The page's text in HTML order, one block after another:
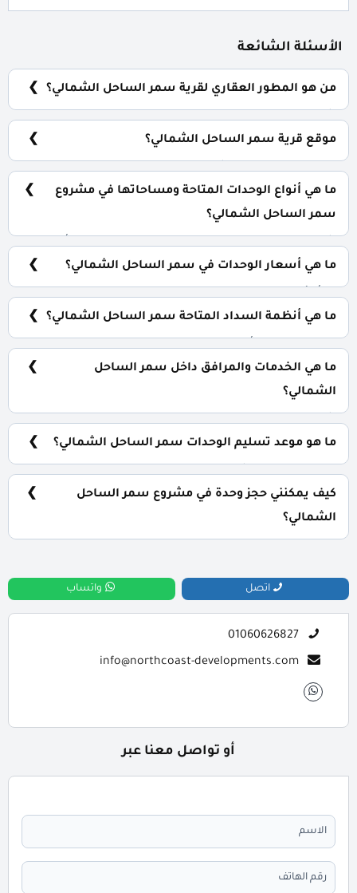
الأسئلة الشائعة
من هو المطور العقاري لقرية سمر الساحل الشمالي؟
Developments.
موقع قرية سمر الساحل الشمالي؟
اسكندرية / مطروح بقلب منطقة راس الحكمة.
ما هي أنواع الوحدات المتاحة ومساحاتها في مشروع
سمر الساحل الشمالي؟
متر مربع.
ما هي أسعار الوحدات في سمر الساحل الشمالي؟
ما هي أنظمة السداد المتاحة سمر الساحل الشمالي؟
سنة بالتساوي.
ما هي الخدمات والمرافق داخل سمر الساحل
الشمالي؟
ما هو موعد تسليم الوحدات سمر الساحل الشمالي؟
كيف يمكنني حجز وحدة في مشروع سمر الساحل
الشمالي؟
اتصل واتساب
01060626827
info@northcoast-developments.com
أو تواصل معنا عبر